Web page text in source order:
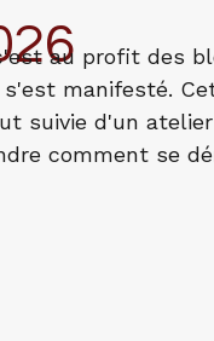
au profit des
manifesté.
suivie d'un
comment se